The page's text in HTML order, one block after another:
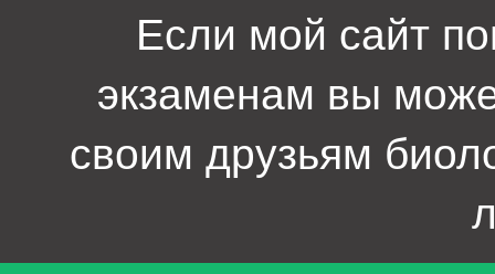
Если мой сайт
экзаменам вы
своим друзьям